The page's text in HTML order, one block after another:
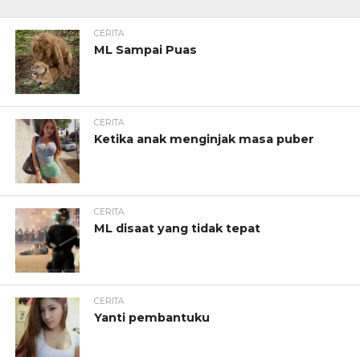
CERITA
ML Sampai Puas
CERITA
Ketika anak menginjak masa puber
CERITA
ML disaat yang tidak tepat
CERITA
Yanti pembantuku